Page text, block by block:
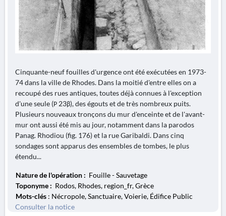
Cinquante-neuf fouilles d'urgence ont été exécutées en 1973-
74 dans la ville de Rhodes. Dans la moitié d'entre elles on a
recoupé des rues antiques, toutes déjà connues à l'exception
d'une seule (Ρ 23β), des égouts et de très nombreux puits.
Plusieurs nouveaux tronçons du mur d'enceinte et de l'avant-
mur ont aussi été mis au jour, notamment dans la parodos
Panag. Rhodiou (fig. 176) et la rue Garibaldi. Dans cinq
sondages sont apparus des ensembles de tombes, le plus
étendu...
Nature de l'opération : Fouille - Sauvetage
Toponyme : Rodos, Rhodes, region_fr, Grèce
Mots-clés : Nécropole, Sanctuaire, Voierie, Édifice Public
Consulter la notice